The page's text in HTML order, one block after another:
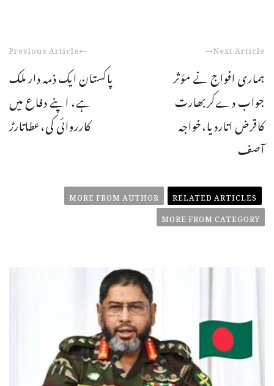
Previous Article
پاکستان ایک ذمہ دار ملک
ہے، اپنے دفاع میں
کارروائی کی،عطاتارڑ
Next Article
ہماری افواج نے مؤثر
جواب دےکربھارت
کاقرض اتاردیا،خواجہ
آصف
RELATED ARTICLES
MORE FROM AUTHOR
MORE FROM CATEGORY